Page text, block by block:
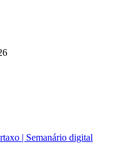
| Semanário digital